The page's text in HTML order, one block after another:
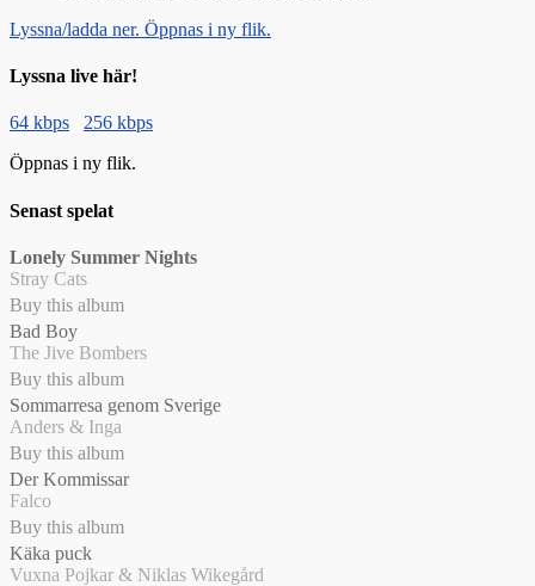
Lyssna/ladda ner. Öppnas i ny flik.
Lyssna live här!
64 kbps
256 kbps
Öppnas i ny flik.
Senast spelat
Lonely Summer Nights
Stray Cats
Buy this album
Bad Boy
The Jive Bombers
Buy this album
Sommarresa genom Sverige
Anders & Inga
Buy this album
Der Kommissar
Falco
Buy this album
Käka puck
Vuxna Pojkar & Niklas Wikegård